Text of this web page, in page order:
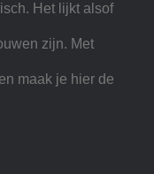
Het lijkt alsof
zijn. Met
maak je hier de